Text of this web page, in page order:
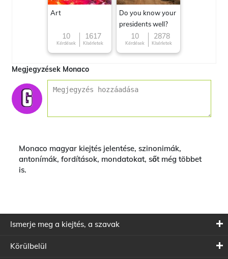
Art
10
Kérdések
1617
Kísérletek
Do you know your
presidents well?
10
Kérdések
2878
Kísérletek
Megjegyzések Monaco
Monaco magyar kiejtés jelentése, szinonimák,
antonímák, fordítások, mondatokat, sőt még többet
is.
Ismerje meg a kiejtés, a szavak
Körülbelül